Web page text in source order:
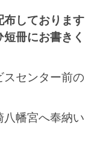
布しております
冊にお書きく
センター前の
幡宮へ奉納い